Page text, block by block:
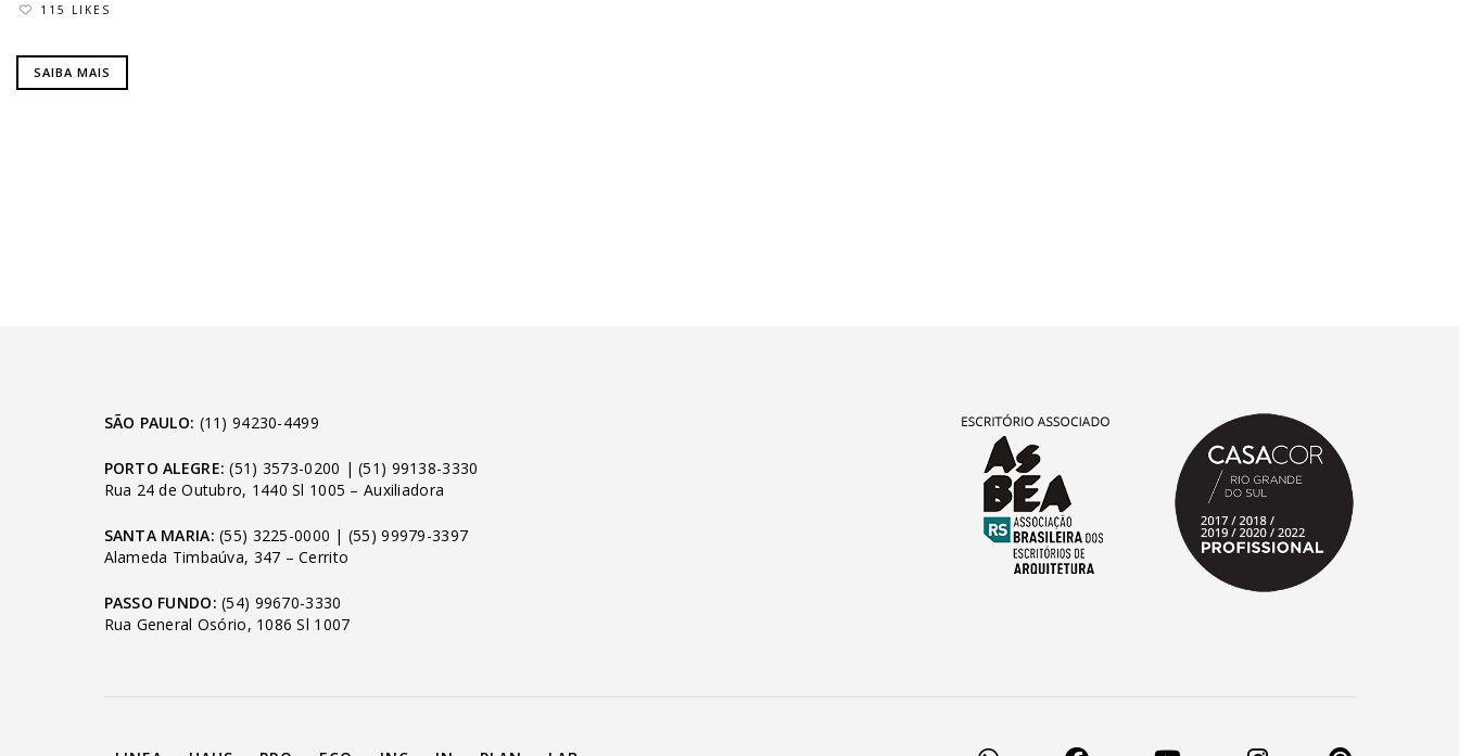
115 LIKES
SAIBA MAIS
SÃO PAULO: (11) 94230-4499
PORTO ALEGRE: (51) 3573-0200 |(51) 99138-3330
Rua 24 de Outubro, 1440 Sl 1005 – Auxiliadora
SANTA MARIA: (55) 3225-0000 | (55) 99979-3397
Alameda Timbaúva, 347 – Cerrito
PASSO FUNDO: (54) 99670-3330
Rua General Osório, 1086 Sl 1007